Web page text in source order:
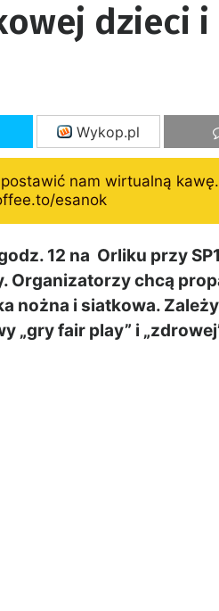
dzieci i
Wykop.pl
nam wirtualną kawę.
esanok
12 na Orliku przy
Organizatorzy chcą
nożna i siatkowa.
„gry fair play” i